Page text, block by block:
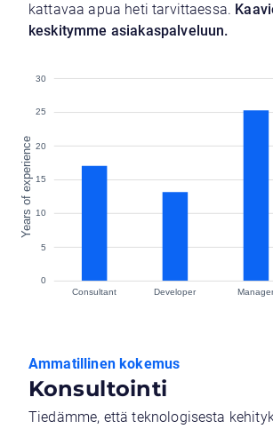
kattavaa apua heti tarvittaessa.
keskitymme asiakaspalveluun.
Ammatillinen kokemus
Konsultointi
Tiedämme, että teknologisesta